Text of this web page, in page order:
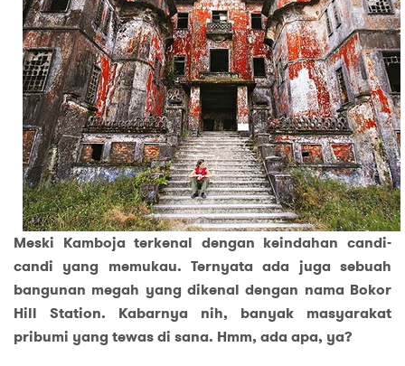
Meski Kamboja terkenal dengan keindahan candi-
candi yang memukau. Ternyata ada juga sebuah
bangunan megah yang dikenal dengan nama Bokor
Hill Station. Kabarnya nih, banyak masyarakat
pribumi yang tewas di sana. Hmm, ada apa, ya?